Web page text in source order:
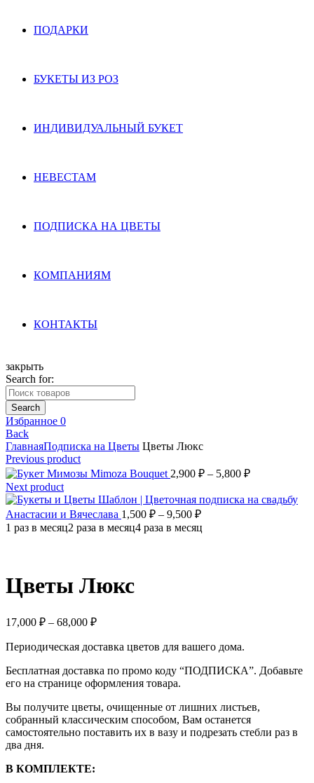
ПОДАРКИ
БУКЕТЫ ИЗ РОЗ
ИНДИВИДУАЛЬНЫЙ БУКЕТ
НЕВЕСТАМ
ПОДПИСКА НА ЦВЕТЫ
КОМПАНИЯМ
КОНТАКТЫ
закрыть
Search for:
Search
Избранное 0
Back
ГлавнаяПодписка на Цветы Цветы Люкс
Previous product
Mimoza Bouquet 2,900 ₽ – 5,800 ₽
Next product
Шаблон | Цветочная подписка на свадьбу
Анастасии и Вячеслава 1,500 ₽ – 9,500 ₽
1 раз в месяц2 раза в месяц4 раза в месяц
Цветы Люкс
17,000 ₽ – 68,000 ₽
Периодическая доставка цветов для вашего дома.
Бесплатная доставка по промо коду “ПОДПИСКА”. Добавьте
его на странице оформления товара.
Вы получите цветы, очищенные от лишних листьев,
собранный классическим способом, Вам останется
самостоятельно поставить их в вазу и подрезать стебли раз в
два дня.
В КОМПЛЕКТЕ: